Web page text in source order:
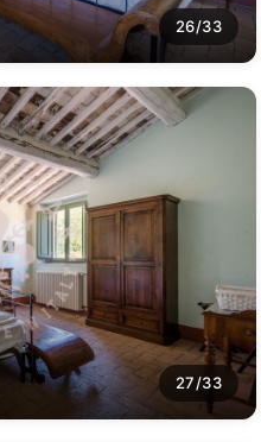
26/33
27/33